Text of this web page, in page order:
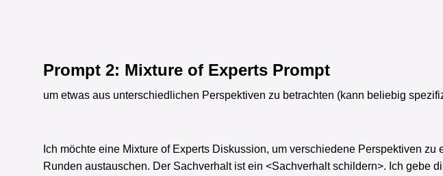
Prompt 2: Mixture of Experts Prompt
um etwas aus unterschiedlichen Perspektiven zu betrachten (kann beliebig
Ich möchte eine Mixture of Experts Diskussion, um verschiedene Perspektiven
Runden austauschen. Der Sachverhalt ist ein <Sachverhalt schildern>. Ich gebe